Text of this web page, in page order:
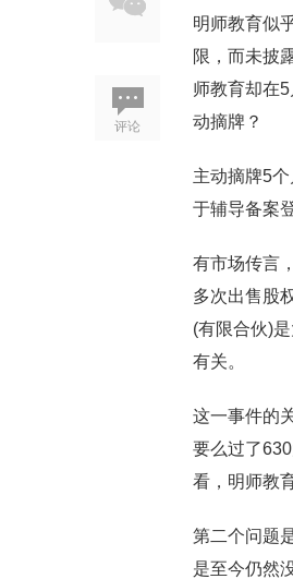
评论
明师教育似
限，而未披
师教育却在
动摘牌？
主动摘牌5
于辅导备案
有市场传言
多次出售股
(有限合伙)
有关。
这一事件的
要么过了
看，明师教
第二个问题
是至今仍然